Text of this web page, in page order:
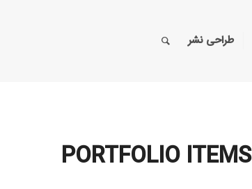
طراحی نشر
PORTFOLIO ITEMS